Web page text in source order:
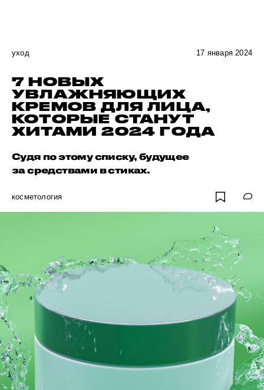
уход 17 января 2024
7 НОВЫХ
УВЛАЖНЯЮЩИХ
КРЕМОВ ДЛЯ ЛИЦА,
КОТОРЫЕ СТАНУТ
ХИТАМИ 2024 ГОДА
Судя по этому списку, будущее
за средствами в стиках.
косметология